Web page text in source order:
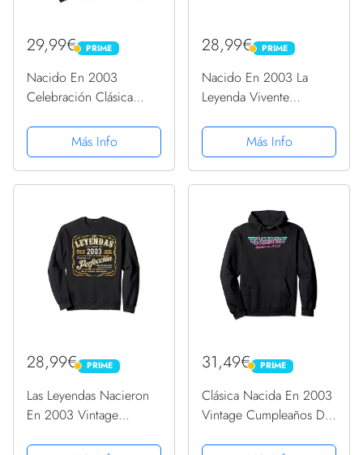
29,99€ PRIME
PRIME
Nacido En 2003
Celebración Clásica
Sudadera con Capucha
Más Info
28,99€ PRIME
PRIME
Nacido En 2003 La
Leyenda Vivente
Más Info
28,99€ PRIME
PRIME
Las Leyendas Nacieron
En 2003 Vintage
31,49€ PRIME
PRIME
Clásica Nacida En 2003
Vintage Cumpleaños De